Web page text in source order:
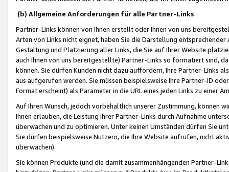
(b) Allgemeine Anforderungen für alle Partner-Links
Partner-Links können von Ihnen erstellt oder Ihnen von uns
Arten von Links nicht eignet, haben Sie die Darstellung
Gestaltung und Platzierung aller Links, die Sie auf Ihrer Website
auch Ihnen von uns bereitgestellte) Partner-Links so formatiert sind,
können. Sie dürfen Kunden nicht dazu auffordern, Ihre Partner-Links
aus aufgerufen werden. Sie müssen beispielsweise Ihre Partner-ID
Format erscheint) als Parameter in die URL eines jeden Links zu einer
Auf Ihren Wunsch, jedoch vorbehaltlich unserer Zustimmung, können
Ihnen erlauben, die Leistung Ihrer Partner-Links durch Aufnahme
überwachen und zu optimieren. Unter keinen Umständen dürfen Sie
Sie dürfen beispielsweise Nutzern, die Ihre Website aufrufen, nicht
überwachen).
Sie können Produkte (und die damit zusammenhängenden Partner-